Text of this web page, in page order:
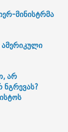
მინისტრმა
ამერიკული
არ
ნგრევას?